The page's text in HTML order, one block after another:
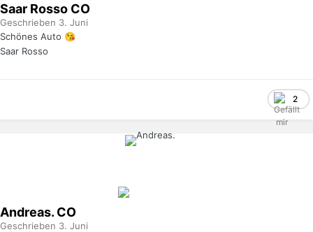
Saar Rosso CO
Geschrieben 3. Juni
Schönes Auto 😘
Saar Rosso
2
Andreas. CO
Geschrieben 3. Juni